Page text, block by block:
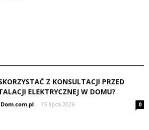
Z KONSULTACJI PRZED
ELEKTRYCZNEJ W DOMU?
- 15 lipca 2026 0